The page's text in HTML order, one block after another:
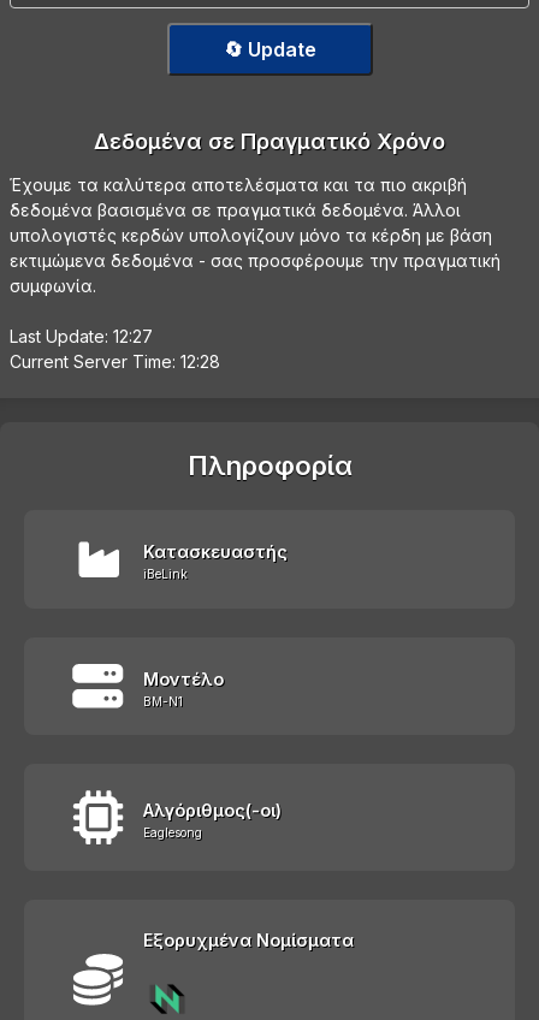
🔄 Update
Δεδομένα σε Πραγματικό Χρόνο
Έχουμε τα καλύτερα αποτελέσματα και τα πιο ακριβή
δεδομένα βασισμένα σε πραγματικά δεδομένα. Άλλοι
υπολογιστές κερδών υπολογίζουν μόνο τα κέρδη με βάση
εκτιμώμενα δεδομένα - σας προσφέρουμε την πραγματική
συμφωνία.
Last Update: 12:27
Current Server Time: 12:28
Πληροφορία
Κατασκευαστής
iBeLink
Μοντέλο
BM-N1
Αλγόριθμος(-οι)
Eaglesong
Εξορυχμένα Νομίσματα